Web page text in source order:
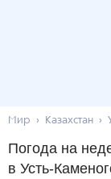
Мир Казахстан
Погода на
в Усть-